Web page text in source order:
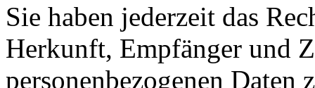
Sie haben jederzeit das
Herkunft, Empfänger und
personenbezogenen Daten